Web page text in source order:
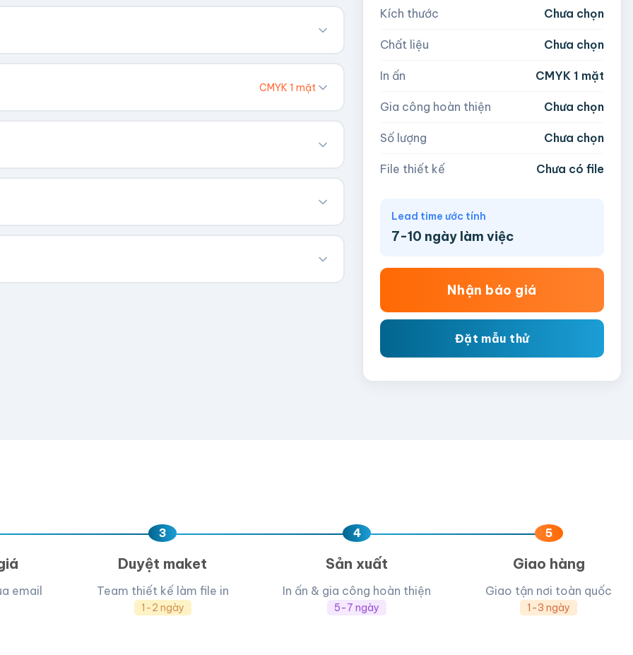
Chúng tôi sẽ tính toán kích thước tổng thể.
Cao (cm)
CMYK 1 mặt
giá theo số lượng.
Kích thước Chưa chọn
Chất liệu Chưa chọn
In ấn CMYK 1 mặt
Gia công hoàn thiện Chưa chọn
Số lượng Chưa chọn
File thiết kế Chưa có file
Lead time ước tính
7-10 ngày làm việc
Nhận báo giá
Đặt mẫu thử
email
3
Duyệt maket
Team thiết kế làm file in
1-2 ngày
4
Sản xuất
In ấn & gia công hoàn thiện
5-7 ngày
5
Giao hàng
Giao tận nơi toàn quốc
1-3 ngày